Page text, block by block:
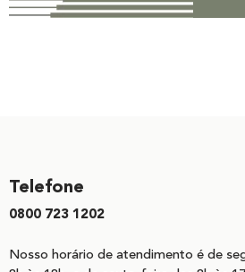
Telefone
0800 723 1202
Nosso horário de atendimento é de